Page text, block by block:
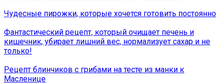
Чудесные пирожки, которые хочется готовить постоянно
Фантастический рецепт, который очищает печень и
кишечник, убирает лишний вес, нормализует сахар и не
только!
Рецепт блинчиков с грибами на тесте из манки к
Масленице